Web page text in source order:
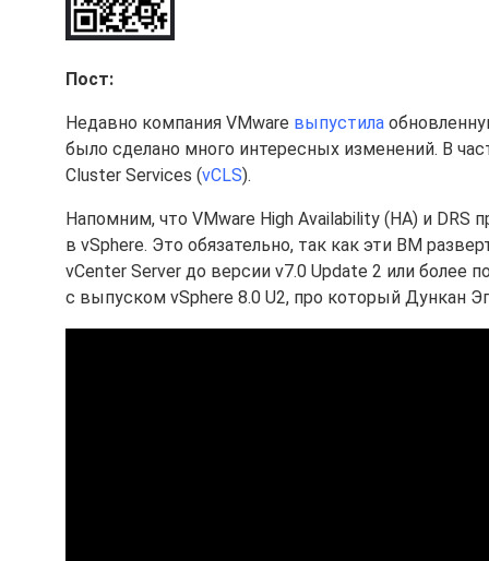
Пост:
Недавно компания VMware выпустила
было сделано много интересных изменений. В
Cluster Services (vCLS).
Напомним, что VMware High Availability (HA) и
в vSphere. Это обязательно, так как эти ВМ
vCenter Server до версии v7.0 Update 2 или более
с выпуском vSphere 8.0 U2, про который Дункан